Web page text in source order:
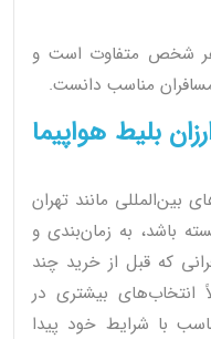
هر شخص متفاوت است و
مناسب دانست.
بلیط هواپیما
بین‌المللی مانند تهران
باشد، به زمان‌بندی و
که قبل از خرید چند
انتخاب‌های بیشتری در
با شرایط خود پیدا